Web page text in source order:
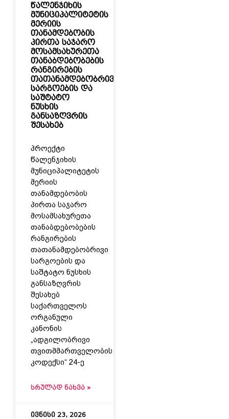
წალენჯიხის
მუნიციპალიტეტის
მერიის
თანამდებობის
პირთა საჯარო
მოსამსახურეთა
თანაბდებობების
რანგირების
თათანამდებობრივი
სარგოების და
საშტატო
ნუსხის
განსაზღვრის
შესახებ
პროექტი
წალენჯიხის
მუნიციპალიტეტის
მერიის
თანამდებობის
პირთა საჯარო
მოსამსახურეთა
თანაბდებობების
რანგირების
თათანამდებობრივი
სარგოების და
საშტატო ნუსხის
განსაზღვრის
შესახებ
საქართველოს
ორგანული
კანონის
„ადგილობრივი
თვითმმართველობის
კოდექსი“ 24-ე
ᲡᲠᲣᲚᲐᲓ ᲜᲐᲮᲕᲐ »
ივნისი 23, 2026